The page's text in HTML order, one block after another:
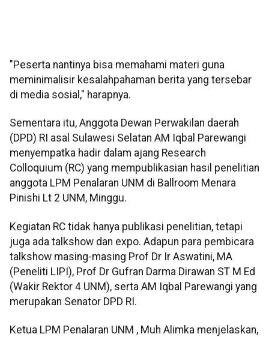
"Peserta nantinya bisa memahami materi guna
meminimalisir kesalahpahaman berita yang tersebar
di media sosial," harapnya.
Sementara itu, Anggota Dewan Perwakilan daerah
(DPD) RI asal Sulawesi Selatan AM Iqbal Parewangi
menyempatka hadir dalam ajang Research
Colloquium (RC) yang mempublikasian hasil penelitian
anggota LPM Penalaran UNM di Ballroom Menara
Pinishi Lt 2 UNM, Minggu.
Kegiatan RC tidak hanya publikasi penelitian, tetapi
juga ada talkshow dan expo. Adapun para pembicara
talkshow masing-masing Prof Dr Ir Aswatini, MA
(Peneliti LIPI), Prof Dr Gufran Darma Dirawan ST M Ed
(Wakir Rektor 4 UNM), serta AM Iqbal Parewangi yang
merupakan Senator DPD RI.
Ketua LPM Penalaran UNM , Muh Alimka menjelaskan,